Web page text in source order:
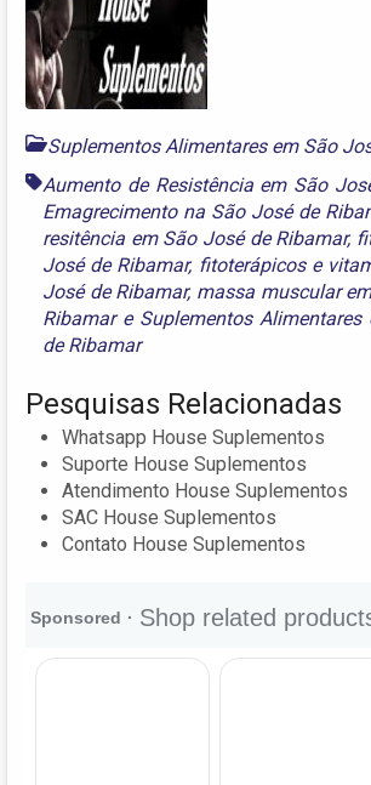
Suplementos Alimentares em São
Aumento de Resistência em São
Emagrecimento na São José de
resitência em São José de Ribamar,
José de Ribamar, fitoterápicos e
José de Ribamar, massa muscular
Ribamare Suplementos
de Ribamar
Pesquisas Relacionadas
Whatsapp House Suplementos
Suporte House Suplementos
Atendimento House Suplementos
SAC House Suplementos
Contato House Suplementos